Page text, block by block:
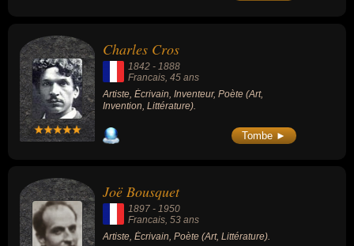
Charles Cros
1842 - 1888
Francais, 45 ans
Artiste, Écrivain, Inventeur, Poète (Art,
Invention, Littérature).
Tombe ►
Joë Bousquet
1897 - 1950
Francais, 53 ans
Artiste, Écrivain, Poète (Art, Littérature).